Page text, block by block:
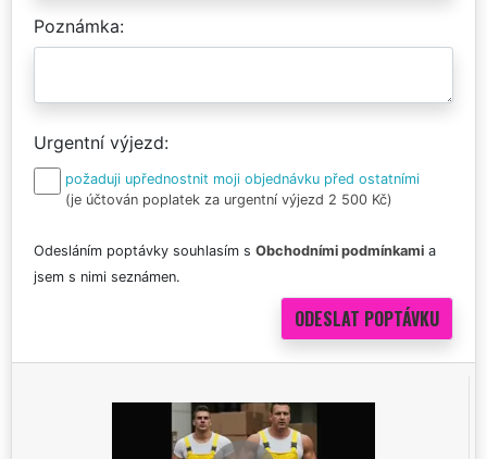
Poznámka
Urgentní výjezd
požaduji upřednostnit moji objednávku před ostatními
(je účtován poplatek za urgentní výjezd 2 500 Kč)
Odesláním poptávky souhlasím s Obchodními podmínkami a
jsem s nimi seznámen.